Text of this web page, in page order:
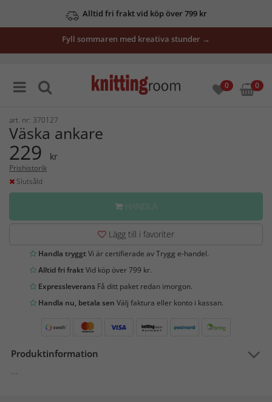
Alltid fri frakt vid köp över 799 kr
Fyll sommaren med kreativa stunder →
0 0
art. nr: 370127
Väska ankare
229 kr
Prishistorik
Slutsåld
HANDLA
Lägg till i favoriter
Handla tryggtVi är certifierade av Trygg e-handel.
Alltid fri fraktVid köp över 799 kr.
Expressleverans Få ditt paket redan imorgon.
Handla nu, betala sen Välj faktura eller konto i kassan.
Produktinformation
...